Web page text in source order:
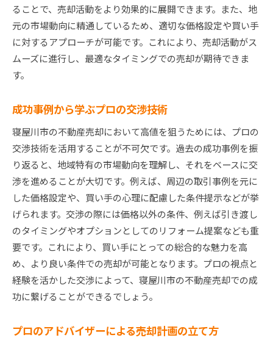
ることで、売却活動をより効果的に展開できます。また、地
元の市場動向に精通しているため、適切な価格設定や買い手
に対するアプローチが可能です。これにより、売却活動がス
ムーズに進行し、最適なタイミングでの売却が期待できま
す。
成功事例から学ぶプロの交渉技術
寝屋川市の不動産売却において高値を狙うためには、プロの
交渉技術を活用することが不可欠です。過去の成功事例を振
り返ると、地域特有の市場動向を理解し、それをベースに交
渉を進めることが大切です。例えば、周辺の取引事例を元に
した価格設定や、買い手の心理に配慮した条件提示などが挙
げられます。交渉の際には価格以外の条件、例えば引き渡し
のタイミングやオプションとしてのリフォーム提案なども重
要です。これにより、買い手にとっての総合的な魅力を高
め、より良い条件での売却が可能となります。プロの視点と
経験を活かした交渉によって、寝屋川市の不動産売却での成
功に繋げることができるでしょう。
プロのアドバイザーによる売却計画の立て方